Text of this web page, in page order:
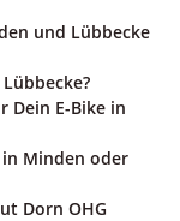
und Lübbecke
Dein E-Bike in
Minden oder
Dorn OHG